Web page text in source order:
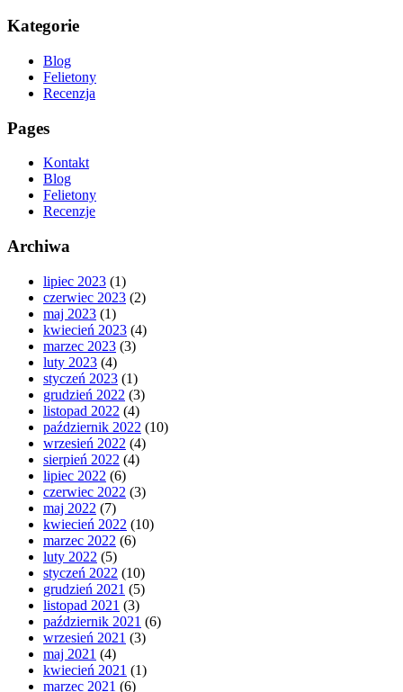
Kategorie
Blog
Felietony
Recenzja
Pages
Kontakt
Blog
Felietony
Recenzje
Archiwa
lipiec 2023 (1)
czerwiec 2023 (2)
maj 2023 (1)
kwiecień 2023 (4)
marzec 2023 (3)
luty 2023 (4)
styczeń 2023 (1)
grudzień 2022 (3)
listopad 2022 (4)
październik 2022 (10)
wrzesień 2022 (4)
sierpień 2022 (4)
lipiec 2022 (6)
czerwiec 2022 (3)
maj 2022 (7)
kwiecień 2022 (10)
marzec 2022 (6)
luty 2022 (5)
styczeń 2022 (10)
grudzień 2021 (5)
listopad 2021 (3)
październik 2021 (6)
wrzesień 2021 (3)
maj 2021 (4)
kwiecień 2021 (1)
marzec 2021 (6)